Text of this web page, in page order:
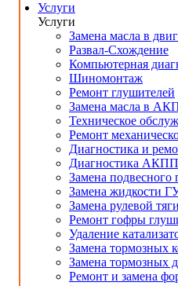
Услуги
Услуги
Замена масла в
Развал-Схождение
Компьютерная
Шиномонтаж
Ремонт глушителей
Замена масла в
Техническое
Ремонт
Диагностика и
Диагностика АКПП
Замена
Замена жидкости
Замена рулевой тяги
Ремонт гофры
Удаление
Замена тормозных
Замена тормозных
Ремонт и замена